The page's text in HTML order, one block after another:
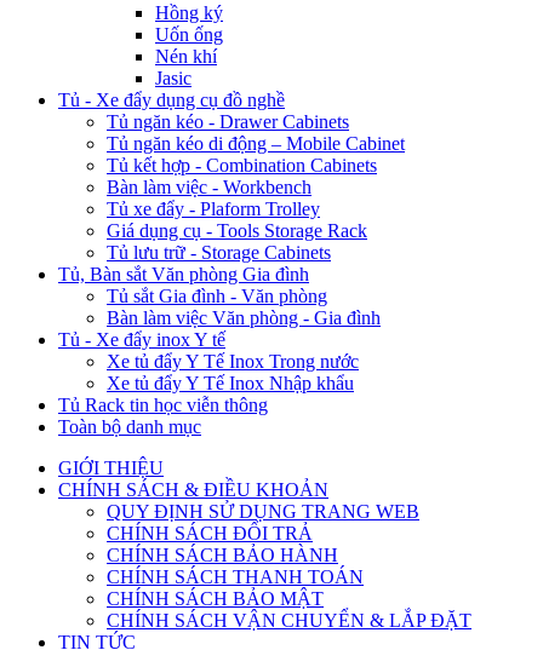
Hồng ký
Uốn ống
Nén khí
Jasic
Tủ - Xe đẩy dụng cụ đồ nghề
Tủ ngăn kéo - Drawer Cabinets
Tủ ngăn kéo di động – Mobile Cabinet
Tủ kết hợp - Combination Cabinets
Bàn làm việc - Workbench
Tủ xe đẩy - Plaform Trolley
Giá dụng cụ - Tools Storage Rack
Tủ lưu trữ - Storage Cabinets
Tủ, Bàn sắt Văn phòng Gia đình
Tủ sắt Gia đình - Văn phòng
Bàn làm việc Văn phòng - Gia đình
Tủ - Xe đẩy inox Y tế
Xe tủ đẩy Y Tế Inox Trong nước
Xe tủ đẩy Y Tế Inox Nhập khẩu
Tủ Rack tin học viễn thông
Toàn bộ danh mục
GIỚI THIỆU
CHÍNH SÁCH & ĐIỀU KHOẢN
QUY ĐỊNH SỬ DỤNG TRANG WEB
CHÍNH SÁCH ĐỔI TRẢ
CHÍNH SÁCH BẢO HÀNH
CHÍNH SÁCH THANH TOÁN
CHÍNH SÁCH BẢO MẬT
CHÍNH SÁCH VẬN CHUYỂN & LẮP ĐẶT
TIN TỨC